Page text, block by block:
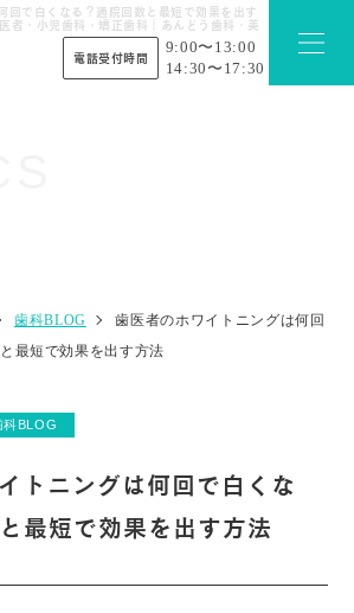
回で白くなる？通院回数と最短で効果を出す
者・小児歯科・矯正歯科｜あんどう歯科・美
電話受付時間
9:00〜13:00
14:30〜17:30
歯科BLOG
歯医者のホワイトニングは何回
最短で効果を出す方法
科BLOG
トニングは何回で白くな
最短で効果を出す方法